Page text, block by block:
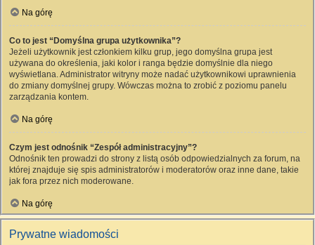
Na górę
Co to jest “Domyślna grupa użytkownika”?
Jeżeli użytkownik jest członkiem kilku grup, jego domyślna grupa jest
używana do określenia, jaki kolor i ranga będzie domyślnie dla niego
wyświetlana. Administrator witryny może nadać użytkownikowi uprawnienia
do zmiany domyślnej grupy. Wówczas można to zrobić z poziomu panelu
zarządzania kontem.
Na górę
Czym jest odnośnik “Zespół administracyjny”?
Odnośnik ten prowadzi do strony z listą osób odpowiedzialnych za forum, na
której znajduje się spis administratorów i moderatorów oraz inne dane, takie
jak fora przez nich moderowane.
Na górę
Prywatne wiadomości